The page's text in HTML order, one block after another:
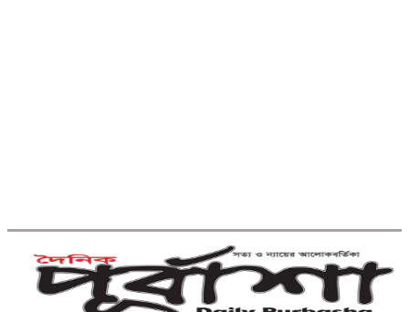
দাউদকান্দিতে ইটবোঝাই বাল্কহেডের ওপর
ভেঙে পড়ল বেইলি সেতু